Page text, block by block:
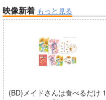
映像新着 もっと見る
(BD)メイドさんは食べるだけ 1